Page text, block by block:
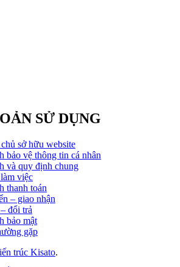
SỬ DỤNG
sở hữu website
bảo vệ thông tin cá nhân
và quy định chung
việc
thanh toán
– giao nhận
đổi trả
bảo mật
gặp
trúc Kisato.